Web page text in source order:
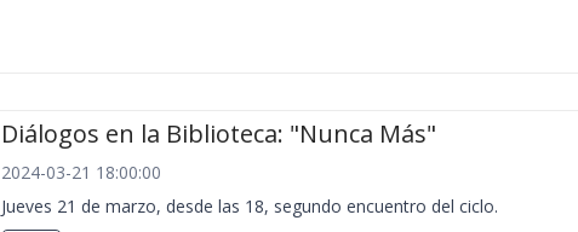
Diálogos en la Biblioteca: "Nunca Más"
2024-03-21 18:00:00
Jueves 21 de marzo, desde las 18, segundo encuentro del ciclo.